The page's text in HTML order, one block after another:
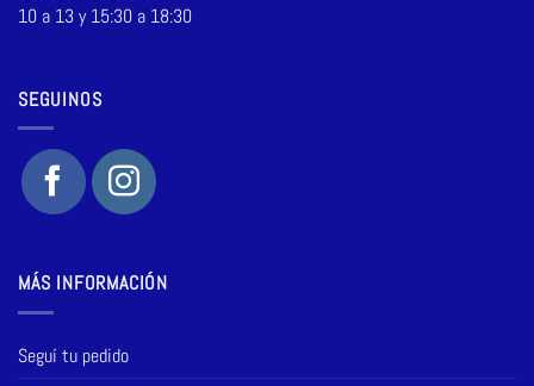
10 a 13 y 15:30 a 18:30
SEGUINOS
MÁS INFORMACIÓN
Seguí tu pedido